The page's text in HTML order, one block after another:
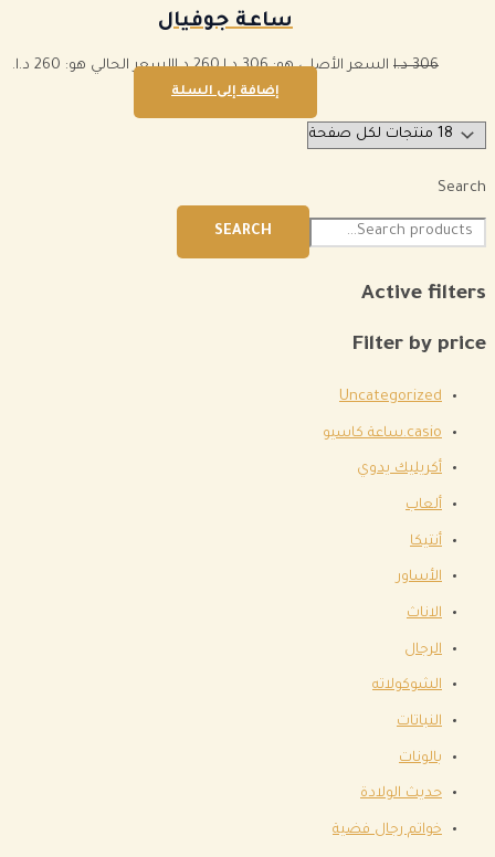
Search
SEARCH
Active filters
Filter by price
Uncategorized
casio.ساعة كاسيو
أكريليك يدوي
ألعاب
أنتيكا
الأساور
الاناث
الرجال
الشوكولاته
النباتات
بالونات
حديث الولادة
خواتم رجال فضية
ساعة جوفيال
306 د.ا السعر الأصلي هو: 306 د.ا. 260 د.االسعر الحالي هو: 260 د.ا.
إضافة إلى السلة